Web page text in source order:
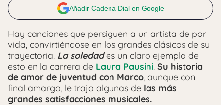
Añadir Cadena Dial en Google
Hay canciones que persiguen a un artista de por
vida, convirtiéndose en los grandes clásicos de su
trayectoria. La soledades un claro ejemplo de
esto en la carrera de Laura Pausini. Su historia
de amor de juventud con Marco, aunque con
final amargo, le trajo algunas de las más
grandes satisfacciones musicales.